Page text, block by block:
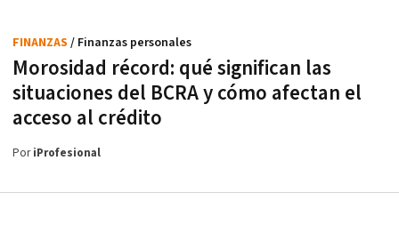
Morosidad récord: qué significan las
situaciones del BCRA y cómo afectan el
acceso al crédito
FINANZAS / Finanzas personales
PoriProfesional